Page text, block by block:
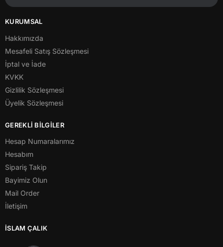
KURUMSAL
Hakkımızda
Mesafeli Satış Sözleşmesi
İptal ve İade
KVKK
Gizlilik Sözleşmesi
Üyelik Sözleşmesi
GEREKLİ BİLGİLER
Hesap Numaralarımız
Hesabım
Sipariş Takip
Bayimiz Olun
Mail Order
İletişim
İSLAM ÇALIK